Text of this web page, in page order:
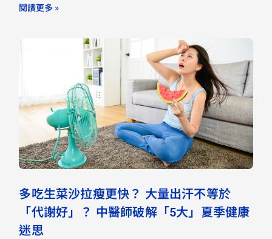
閱讀更多 »
多吃生菜沙拉瘦更快？ 大量出汗不等於
「代謝好」？ 中醫師破解「5大」夏季健康
迷思